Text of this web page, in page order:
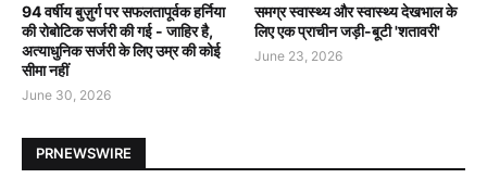
94 वर्षीय बुज़ुर्ग पर सफलतापूर्वक हर्निया
की रोबोटिक सर्जरी की गई - जाहिर है,
अत्याधुनिक सर्जरी के लिए उम्र की कोई
सीमा नहीं
June 30, 2026
समग्र स्वास्थ्य और स्वास्थ्य देखभाल के
लिए एक प्राचीन जड़ी-बूटी 'शतावरी'
June 23, 2026
PRNEWSWIRE